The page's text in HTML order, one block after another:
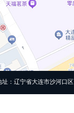
：辽宁省大连市沙河口